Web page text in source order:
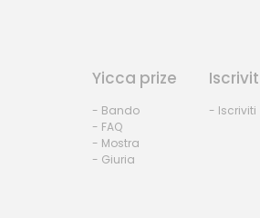
Yicca prize
- Bando
- FAQ
- Mostra
- Giuria
- Iscriviti